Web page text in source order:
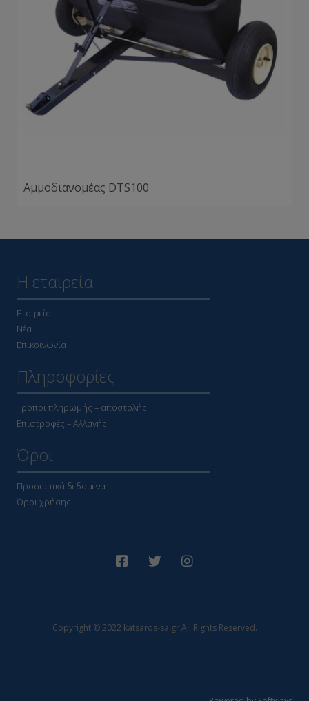
Αμμοδιανομέας DTS100
Η εταιρεία
Εταιρεία
Νέα
Επικοινωνία
Πληροφορίες
Τρόποι πληρωμής – αποστολής
Επιστροφές – Αλλαγής
Όροι
Προσωπικά δεδομένα
Όροι χρήσης
Copyright © 2022 katsaros-sa.gr All Rights Reserved.